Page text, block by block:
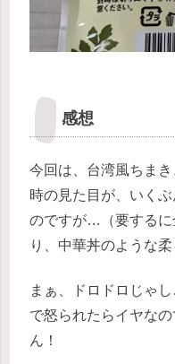
感想
今回は、台湾風ちま
時の見た目が、いく
のですが…（要するに
り、中華丼のような柔
まぁ、ドロドロじゃ
で怒られたらイヤな
ん！